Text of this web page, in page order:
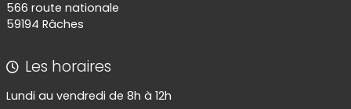
566 route nationale
59194 Râches
Les horaires
Lundi au vendredi de 8h à 12h